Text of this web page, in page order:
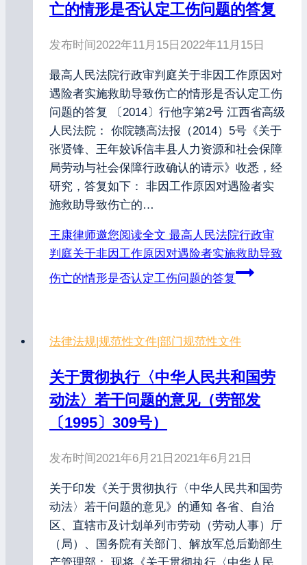
亡的情形是否认定工伤问题的答复
发布时间2022年11月15日 2022年11月15日
最高人民法院行政审判庭关于非因工作原因对
遇险者实施救助导致伤亡的情形是否认定工伤
问题的答复 〔2014〕行他字第2号 江西省高级
人民法院： 你院赣高法报（2014）5号《关于
张贤锋、王年姣诉信丰县人力资源和社会保障
局劳动与社会保障行政确认的请示》收悉，经
研究，答复如下： 非因工作原因对遇险者实
施救助导致伤亡的…
王康律师邀您阅读全文 最高人民法院行政审
判庭关于非因工作原因对遇险者实施救助导致
伤亡的情形是否认定工伤问题的答复
法律法规|规范性文件|部门规范性文件
关于贯彻执行〈中华人民共和国劳
动法〉若干问题的意见（劳部发
〔1995〕309号）
发布时间2021年6月21日 2021年6月21日
关于印发《关于贯彻执行〈中华人民共和国劳
动法〉若干问题的意见》的通知 各省、自治
区、直辖市及计划单列市劳动（劳动人事）厅
（局）、国务院有关部门、解放军总后勤部生